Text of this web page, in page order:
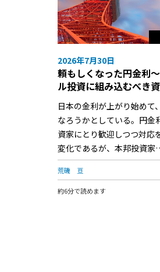
2026年7月30日
頼もしくなった円金利
ル投資に組み込むべき
日本の金利が上がり始めて
なろうかとしている。円金
資家にとり歓迎しつつ対応
変化であるが、本邦投資
荒磯 亘
約6分で読めます